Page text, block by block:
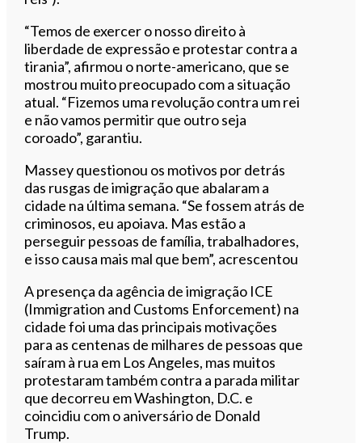
“Temos de exercer o nosso direito à
liberdade de expressão e protestar contra a
tirania”, afirmou o norte-americano, que se
mostrou muito preocupado com a situação
atual. “Fizemos uma revolução contra um rei
e não vamos permitir que outro seja
coroado”, garantiu.
Massey questionou os motivos por detrás
das rusgas de imigração que abalaram a
cidade na última semana. “Se fossem atrás de
criminosos, eu apoiava. Mas estão a
perseguir pessoas de família, trabalhadores,
e isso causa mais mal que bem”, acrescentou
A presença da agência de imigração ICE
(Immigration and Customs Enforcement) na
cidade foi uma das principais motivações
para as centenas de milhares de pessoas que
saíram à rua em Los Angeles, mas muitos
protestaram também contra a parada militar
que decorreu em Washington, D.C. e
coincidiu com o aniversário de Donald
Trump.